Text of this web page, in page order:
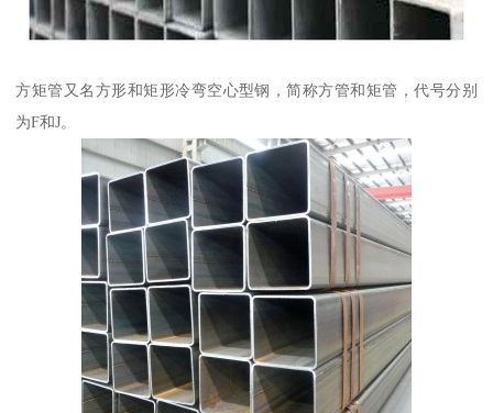
方矩管又名方形和矩形冷弯空心型钢，简称方管和矩管，代号分别
为F和J。